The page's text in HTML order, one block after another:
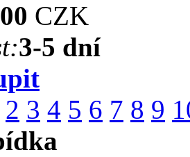
CZK
3-5 dní
2 3 4 5 6 7 8 9